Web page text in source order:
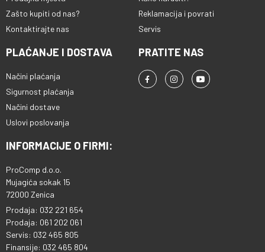
Zašto kupiti od nas?
Kontaktirajte nas
Reklamacija i povrati
Servis
PLAĆANJE I DOSTAVA
Načini plaćanja
Sigurnost plaćanja
Načini dostave
Uslovi poslovanja
PRATITE NAS
INFORMACIJE O FIRMI:
ProComp d.o.o.
Mujagića sokak 15
72000 Zenica
Prodaja: 032 221 654
Prodaja: 061 202 061
Servis: 032 465 805
Finansije: 032 465 804